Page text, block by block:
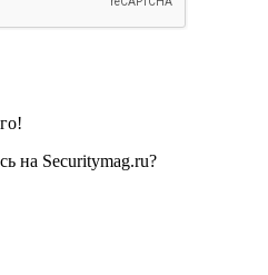
на Securitymag.ru?